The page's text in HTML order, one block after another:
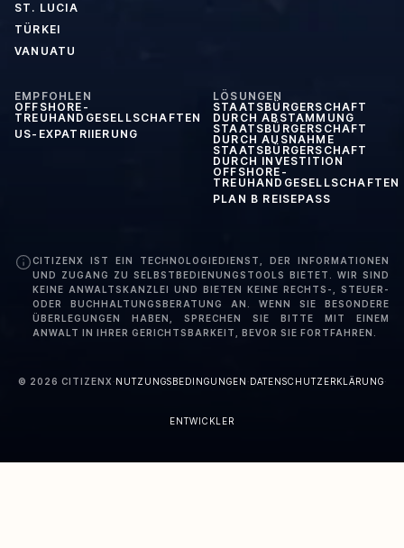
ST. LUCIA
TÜRKEI
VANUATU
EMPFOHLEN
OFFSHORE-
TREUHANDGESELLSCHAFTEN
US-EXPATRIIERUNG
LÖSUNGEN
STAATSBÜRGERSCHAFT
DURCH ABSTAMMUNG
STAATSBÜRGERSCHAFT
DURCH AUSNAHME
STAATSBÜRGERSCHAFT
DURCH INVESTITION
OFFSHORE-
TREUHANDGESELLSCHAFTEN
PLAN B REISEPASS
CITIZENX IST EIN TECHNOLOGIEDIENST, DER INFORMATIONEN
UND ZUGANG ZU SELBSTBEDIENUNGSTOOLS BIETET. WIR SIND
KEINE ANWALTSKANZLEI UND BIETEN KEINE RECHTS-, STEUER-
ODER BUCHHALTUNGSBERATUNG AN. WENN SIE BESONDERE
ÜBERLEGUNGEN HABEN, SPRECHEN SIE BITTE MIT EINEM
ANWALT IN IHRER GERICHTSBARKEIT, BEVOR SIE FORTFAHREN.
© 2026 CITIZENX ·NUTZUNGSBEDINGUNGEN ·DATENSCHUTZERKLÄRUNG·
ENTWICKLER